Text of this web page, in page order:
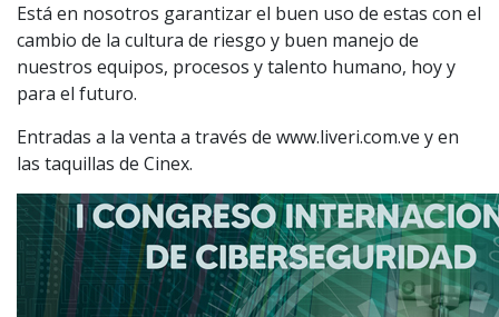
Está en nosotros garantizar el buen uso de estas con el
cambio de la cultura de riesgo y buen manejo de
nuestros equipos, procesos y talento humano, hoy y
para el futuro.
Entradas a la venta a través de www.liveri.com.ve y en
las taquillas de Cinex.